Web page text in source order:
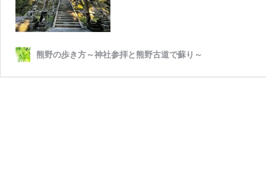
熊野の歩き方～神社参拝と熊野古道で蘇り～